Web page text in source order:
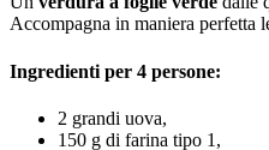
Accompagna in maniera perfetta
Ingredienti per 4 persone:
2 grandi uova,
150 g di farina tipo 1,